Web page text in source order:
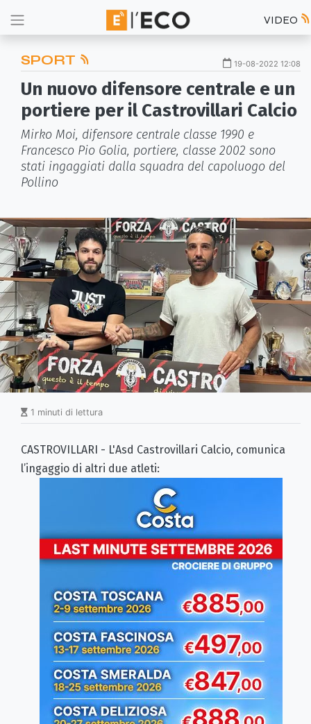
VIDEO
SPORT 19-08-2022 12:08
Un nuovo difensore centrale e un
portiere per il Castrovillari Calcio
Mirko Moi, difensore centrale classe 1990 e
Francesco Pio Golia, portiere, classe 2002 sono
stati ingaggiati dalla squadra del capoluogo del
Pollino
1 minuti di lettura
CASTROVILLARI - L'Asd Castrovillari Calcio, comunica
l’ingaggio di altri due atleti: